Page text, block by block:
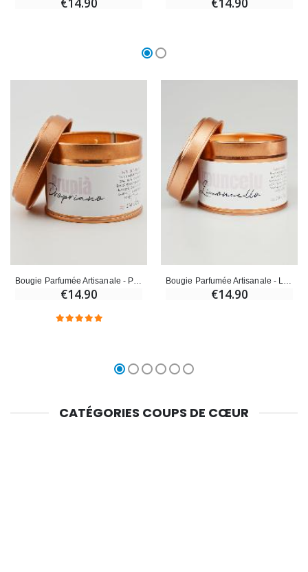
€14.90 €14.90
Bougie Parfumée Artisanale - Propriano
€14.90 €14.90
CATÉGORIES COUPS DE CŒUR